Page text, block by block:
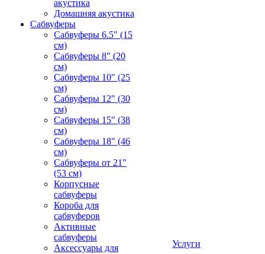
акустика
Домашняя акустика
Сабвуферы
Сабвуферы 6.5" (15
см)
Сабвуферы 8" (20
см)
Сабвуферы 10" (25
см)
Сабвуферы 12" (30
см)
Сабвуферы 15" (38
см)
Сабвуферы 18" (46
см)
Сабвуферы от 21"
(53 см)
Корпусные
сабвуферы
Короба для
сабвуферов
Активные
сабвуферы
Аксессуары для
Услуги